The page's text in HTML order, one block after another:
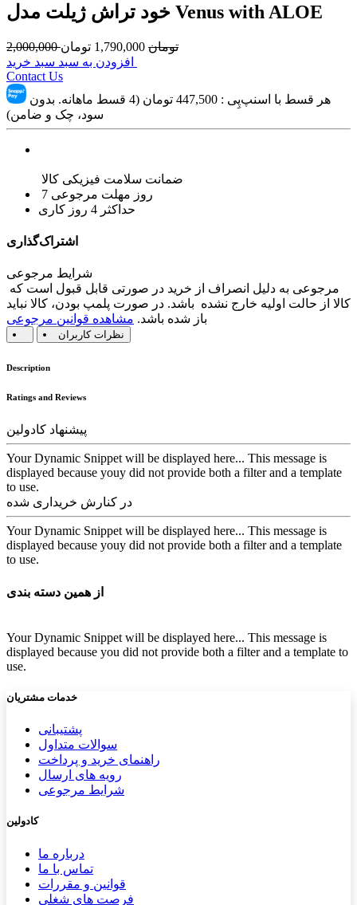
خود تراش ژیلت مدل Venus with ALOE
2,000,000 تومان 1,790,000 تومان
Contact Us
هر قسط با اسنپ‌پِی : 447,500
تومان (4 قسط ماهانه. بدون
سود، چک و ضامن)
ضمانت سلامت فیزیکی کالا
7 روز مهلت مرجوعی
حداکثر 4 روز کاری
اشتراک‌گذاری
شرایط مرجوعی
کالا از حالت اولیه خارج نشده باشد. در صورت پلمپ بودن، کالا نباید
باز شده باشد. مشاهده قوانین مرجوعی
نظرات کاربران
Description
Ratings and Reviews
پیشنهاد کادولین
Your Dynamic Snippet will be displayed here... This message is
displayed because youy did not provide both a filter and a template
to use.
در کنارش خریداری شده
Your Dynamic Snippet will be displayed here... This message is
displayed because youy did not provide both a filter and a template
to use.
از همین دسته بندی
Your Dynamic Snippet will be displayed here... This message is
displayed because you did not provide both a filter and a template to
use.
خدمات مشتریان
پشتیب​​انی
سوالات متداول
راهنمای خرید و پرداخت
رویه های ارسال
شرایط مرجوعی
کادولین
درباره ما
تماس با ما
قوانین و مقررات
فرصت های شغلی